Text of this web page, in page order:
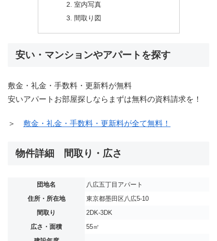
室内写真
間取り図
安い・マンションやアパートを探す
敷金・礼金・手数料・更新料が無料
安いアパートお部屋探しならまずは無料の資料請求を！
＞ 敷金・礼金・手数料・更新料が全て無料！
物件詳細 間取り・広さ
団地名
八広五丁目アパート
住所・所在地
東京都墨田区八広5-10
間取り
2DK-3DK
広さ・面積
55㎡